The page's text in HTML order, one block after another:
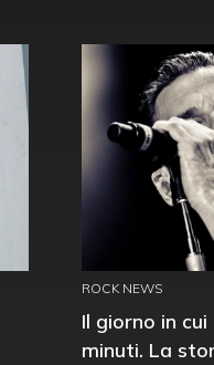
ROCK NEWS
Il giorno in
minuti. La